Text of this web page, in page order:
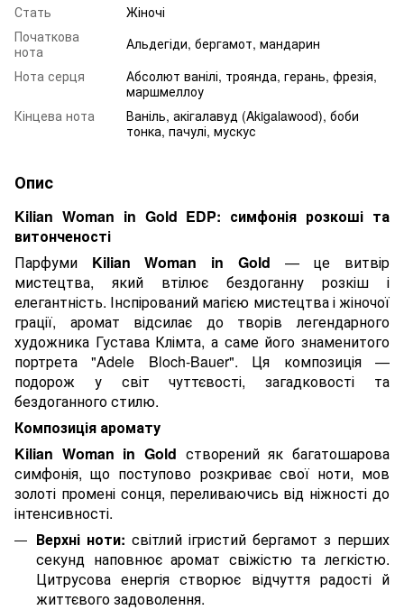
Стать
Жіночі
Початкова
нота
Альдегіди, бергамот, мандарин
Нота серця
Абсолют ванілі, троянда, герань, фрезія,
маршмеллоу
Кінцева нота
Ваніль, акігалавуд (Akigalawood), боби
тонка, пачулі, мускус
Опис
Kilian Woman in Gold EDP: симфонія розкоші та
витонченості
Парфуми Kilian Woman in Gold — це витвір
мистецтва, який втілює бездоганну розкіш і
елегантність. Інспірований магією мистецтва і жіночої
грації, аромат відсилає до творів легендарного
художника Густава Клімта, а саме його знаменитого
портрета "Adele Bloch-Bauer". Ця композиція —
подорож у світ чуттєвості, загадковості та
бездоганного стилю.
Композиція аромату
Kilian Woman in Gold створений як багатошарова
симфонія, що поступово розкриває свої ноти, мов
золоті промені сонця, переливаючись від ніжності до
інтенсивності.
Верхні ноти: світлий ігристий бергамот з перших
секунд наповнює аромат свіжістю та легкістю.
Цитрусова енергія створює відчуття радості й
життєвого задоволення.